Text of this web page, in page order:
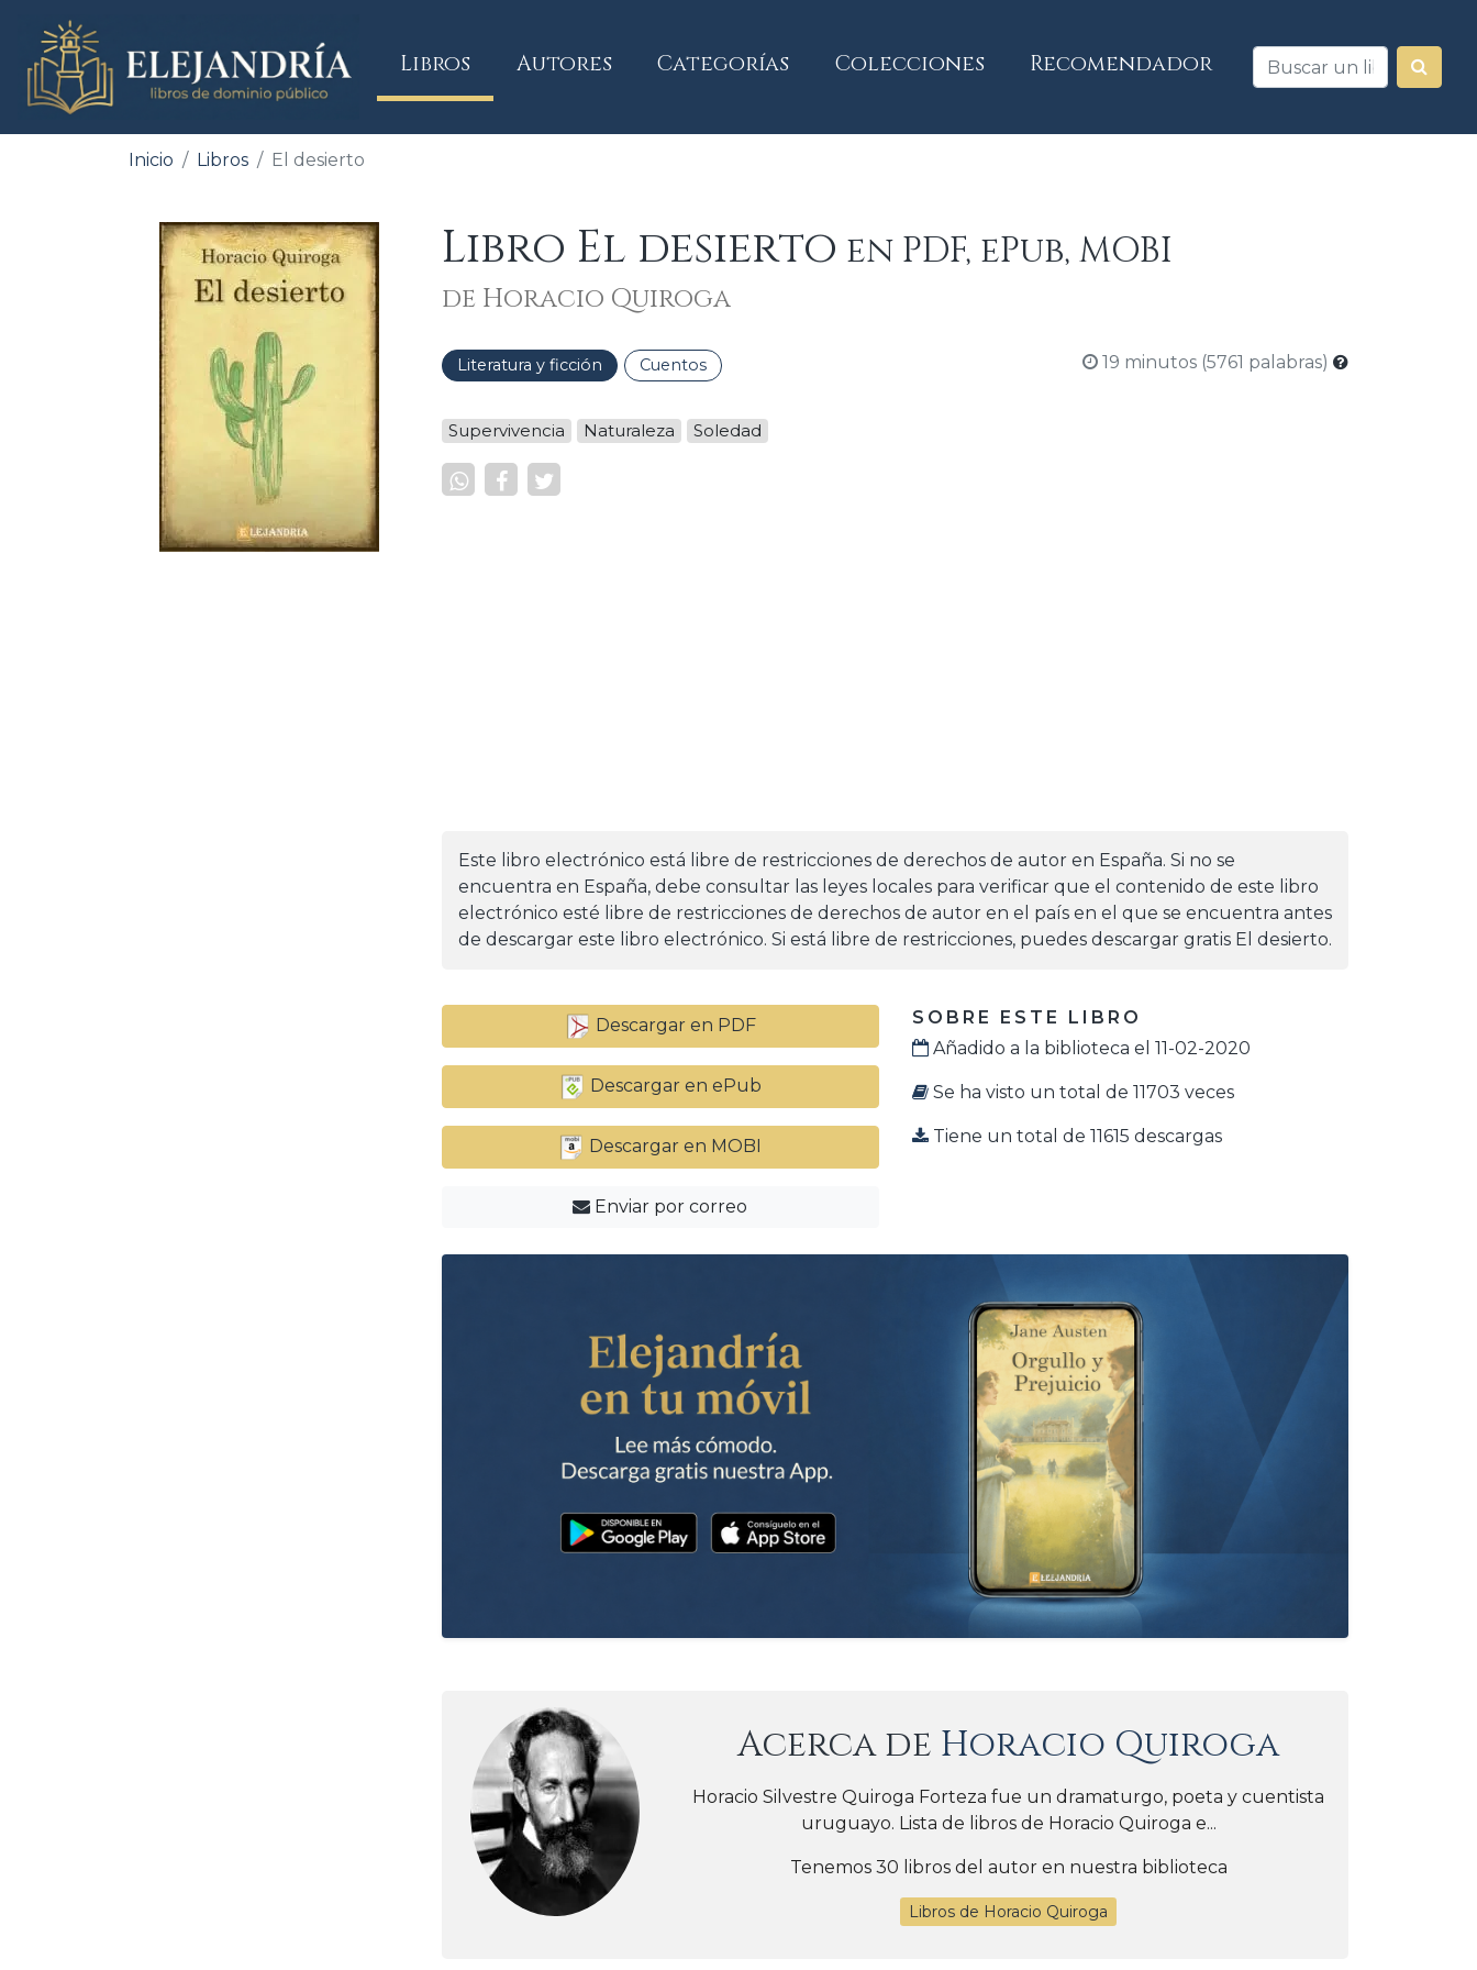
Libros(current)
Autores Categorías Colecciones Recomendador
Inicio Libros El desierto
Libro El desierto en PDF, ePub, MOBI
de Horacio Quiroga
Literatura y ficción Cuentos 19 minutos (5761 palabras)
Supervivencia Naturaleza Soledad
Este libro electrónico está libre de restricciones de derechos de autor en España. Si no se
encuentra en España, debe consultar las leyes locales para verificar que el contenido de este libro
electrónico esté libre de restricciones de derechos de autor en el país en el que se encuentra antes
de descargar este libro electrónico. Si está libre de restricciones, puedes descargar gratis El desierto.
Descargar en PDF
Descargar en ePub
Descargar en MOBI
Enviar por correo
SOBRE ESTE LIBRO
Añadido a la biblioteca el 11-02-2020
Se ha visto un total de 11703 veces
Tiene un total de 11615 descargas
Acerca de Horacio Quiroga
Horacio Silvestre Quiroga Forteza fue un dramaturgo, poeta y cuentista
uruguayo. Lista de libros de Horacio Quiroga e...
Tenemos 30 libros del autor en nuestra biblioteca
Libros de Horacio Quiroga